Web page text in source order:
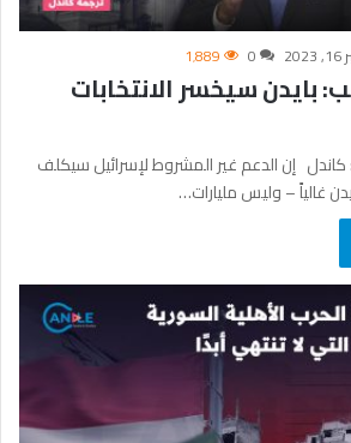
0 1٬889
بايدن سيخسر الانتخابات
كاندل إن الدعم غير المشروط لإسرائيل سيكلف
غالياً – وليس مليارات…